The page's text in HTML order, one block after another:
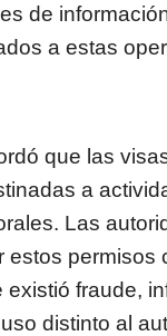
de
a estas
que las
a
Las
estos permisos
existió fraude,
distinto al